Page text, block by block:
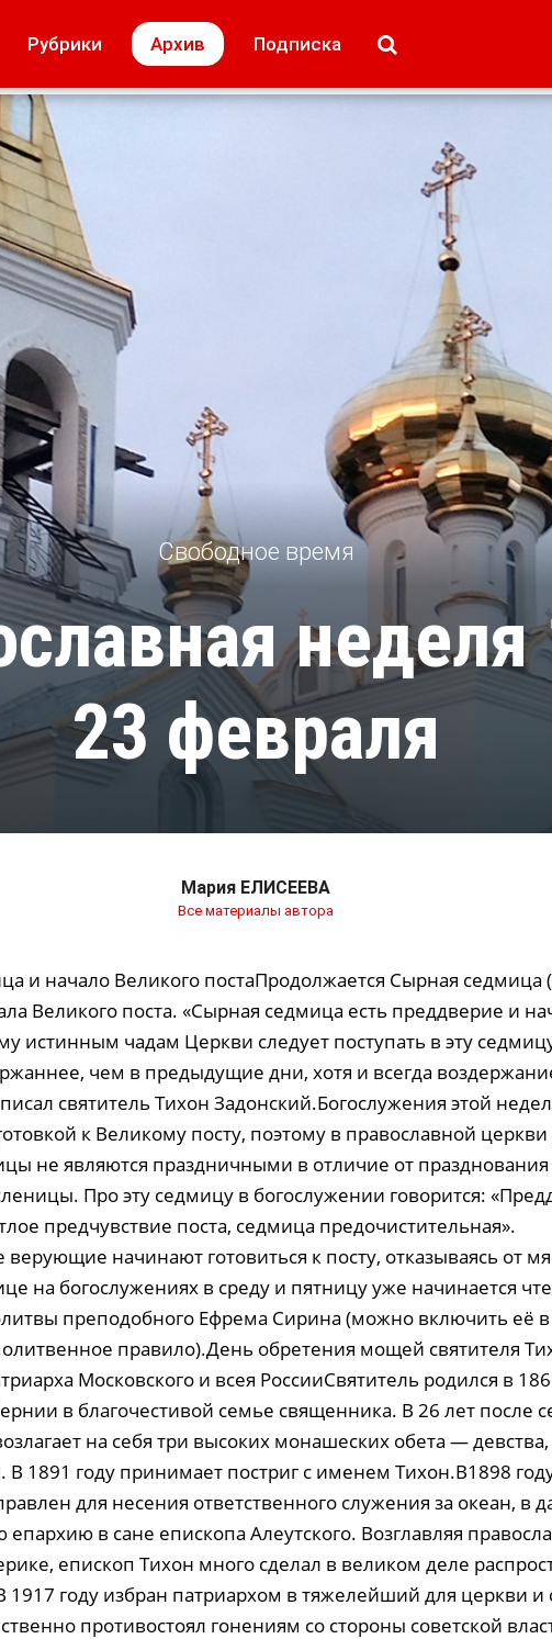
Рубрики Архив Подписка
МОЁ! Плюс Липецк
Образование + карьера
Свадьба недели
Свободное время
23 февраля
Мария ЕЛИСЕЕВА
Все материалы автора
и начало Великого постаПродолжается Сырная седмица
Великого поста. «Сырная седмица есть преддверие и
истинным чадам Церкви следует поступать в эту
чем в предыдущие дни, хотя и всегда
святитель Тихон Задонский.Богослужения этой
к Великому посту, поэтому в православной
не являются праздничными в отличие от празднования
Про эту седмицу в богослужении говорится:
предчувствие поста, седмица предочистительная».
начинают готовиться к посту, отказываясь от
на богослужениях в среду и пятницу уже начинается
преподобного Ефрема Сирина (можно включить её в
правило).День обретения мощей святителя
Московского и всея РоссииСвятитель родился в
в благочестивой семье священника. В 26 лет после
на себя три высоких монашеских обета —
В 1891 году принимает постриг с именем Тихон.В1898
для несения ответственного служения за океан, в
в сане епископа Алеутского. Возглавляя
епископ Тихон много сделал в великом деле
1917 году избран патриархом в тяжелейший для церкви и
противостоял гонениям со стороны советской